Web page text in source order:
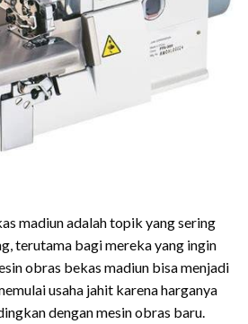
madiun adalah topik yang sering
terutama bagi mereka yang ingin
obras bekas madiun bisa menjadi
usaha jahit karena harganya
dengan mesin obras baru.